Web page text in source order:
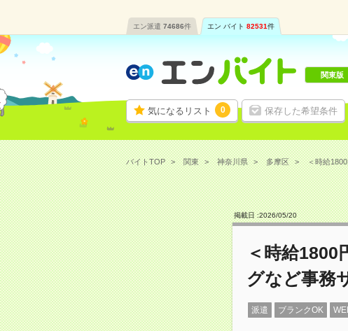
エン派遣 74686件 エン バイト 82531件
気になるリスト 0 保存した希望条件
関東版
バイトTOP 関東 神奈川県 多摩区 ＜時給
掲載日 :2026/05/20
＜時給1800
グなど事務
派遣 ブランクOK